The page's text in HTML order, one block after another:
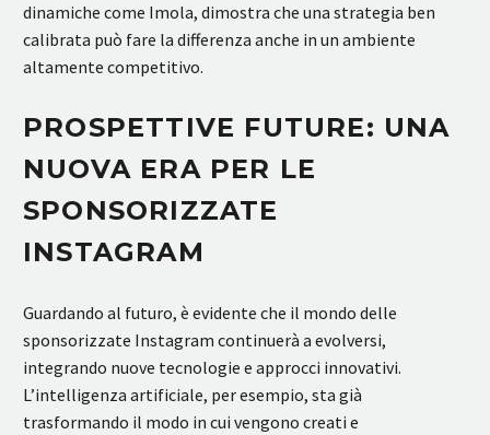
dinamiche come Imola, dimostra che una strategia ben
calibrata può fare la differenza anche in un ambiente
altamente competitivo.
PROSPETTIVE FUTURE: UNA
NUOVA ERA PER LE
SPONSORIZZATE
INSTAGRAM
Guardando al futuro, è evidente che il mondo delle
sponsorizzate Instagram continuerà a evolversi,
integrando nuove tecnologie e approcci innovativi.
L’intelligenza artificiale, per esempio, sta già
trasformando il modo in cui vengono creati e